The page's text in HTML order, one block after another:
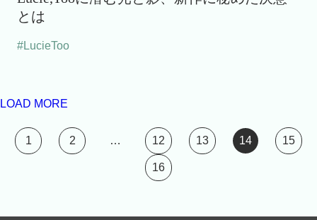
とは
#LucieToo
LOAD MORE
1 2 … 12 13 14 15
16